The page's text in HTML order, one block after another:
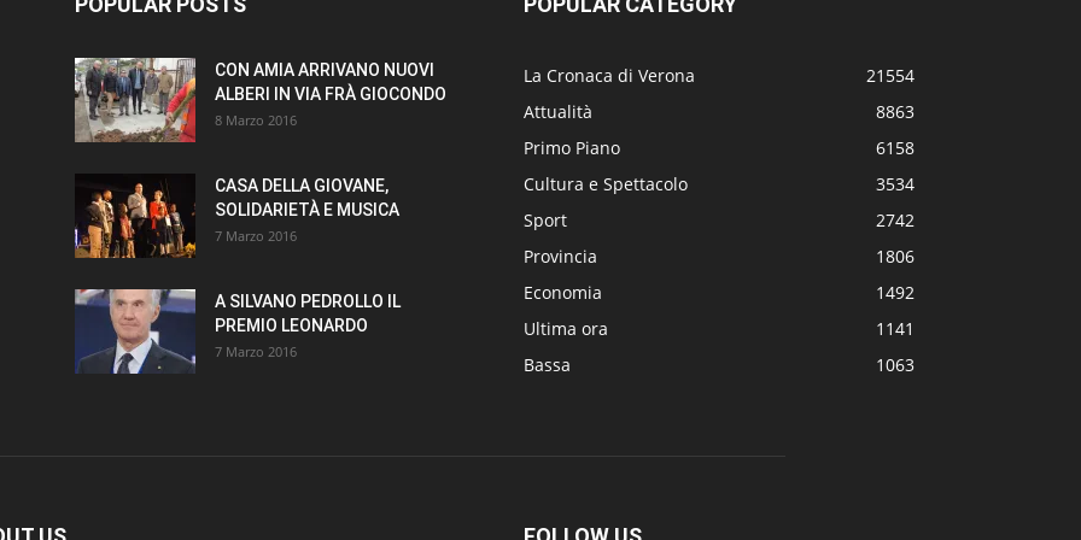
CON AMIA ARRIVANO NUOVI
ALBERI IN VIA FRÀ GIOCONDO
8 Marzo 2016
CASA DELLA GIOVANE,
SOLIDARIETÀ E MUSICA
7 Marzo 2016
A SILVANO PEDROLLO IL
PREMIO LEONARDO
7 Marzo 2016
La Cronaca di Verona
21554
Attualità
8863
Primo Piano
6158
Cultura e Spettacolo
3534
Sport
2742
Provincia
1806
Economia
1492
Ultima ora
1141
Bassa
1063